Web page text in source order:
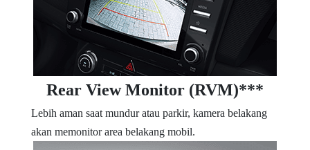
Rear View Monitor (RVM)***
Lebih aman saat mundur atau parkir, kamera belakang
akan memonitor area belakang mobil.